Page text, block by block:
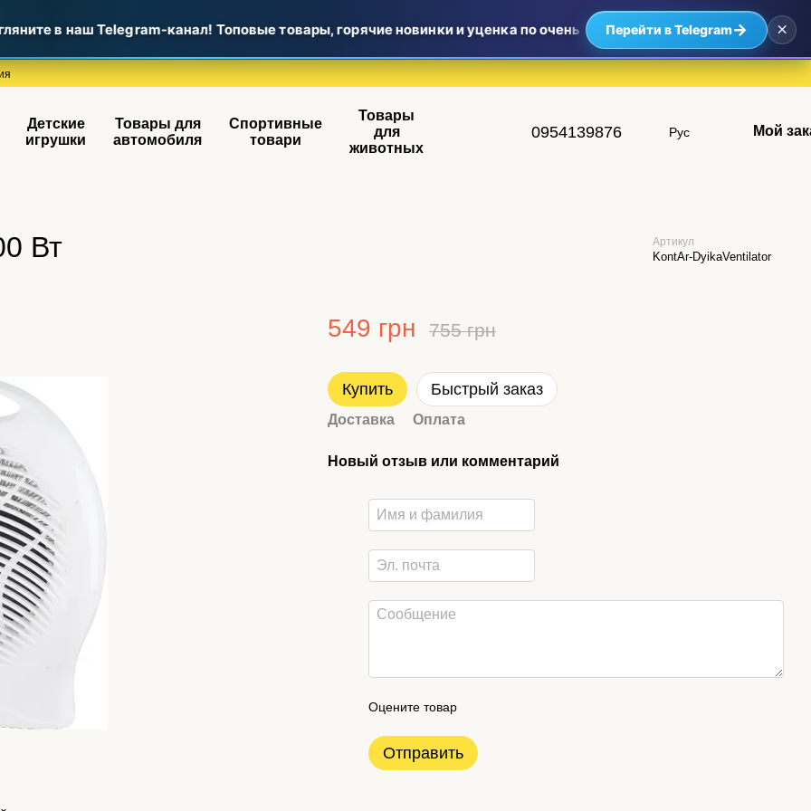
в наш Telegram-канал! Топовые товары, горячие новинки и уценка по очень приятным ценам — самые
Перейти в Telegram→ ×
Детские
игрушки
Товары для
автомобиля
Спортивные
товари
Товары
для
животных
0954139876 Рус Мой
Вт Артикул
KontAr-DyikaVentilator
549 грн 755 грн
Купить Быстрый заказ
Доставка Оплата
Новый отзыв или комментарий
Оцените товар
Отправить